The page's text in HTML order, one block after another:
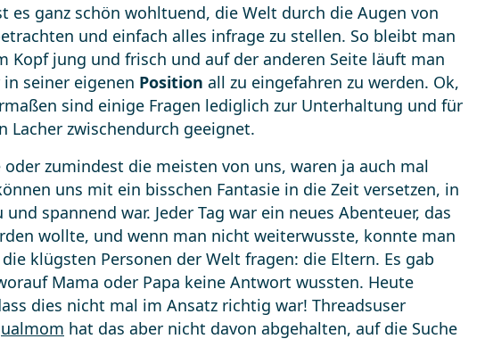
es ganz schön wohltuend, die Welt durch die Augen von
und einfach alles infrage zu stellen. So bleibt man
Kopf jung und frisch und auf der anderen Seite läuft man
seiner eigenen Position all zu eingefahren zu werden. Ok,
sind einige Fragen lediglich zur Unterhaltung und für
Lacher zwischendurch geeignet.
zumindest die meisten von uns, waren ja auch mal
uns mit ein bisschen Fantasie in die Zeit versetzen, in
und spannend war. Jeder Tag war ein neues Abenteuer, das
wollte, und wenn man nicht weiterwusste, konnte man
klügsten Personen der Welt fragen: die Eltern. Es gab
Mama oder Papa keine Antwort wussten. Heute
dies nicht mal im Ansatz richtig war! Threadsuser
hat das aber nicht davon abgehalten, auf die Suche